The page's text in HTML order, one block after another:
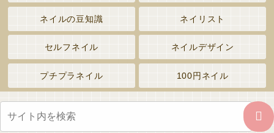
ネイルの豆知識 ネイリスト
セルフネイル ネイルデザイン
プチプラネイル 100円ネイル